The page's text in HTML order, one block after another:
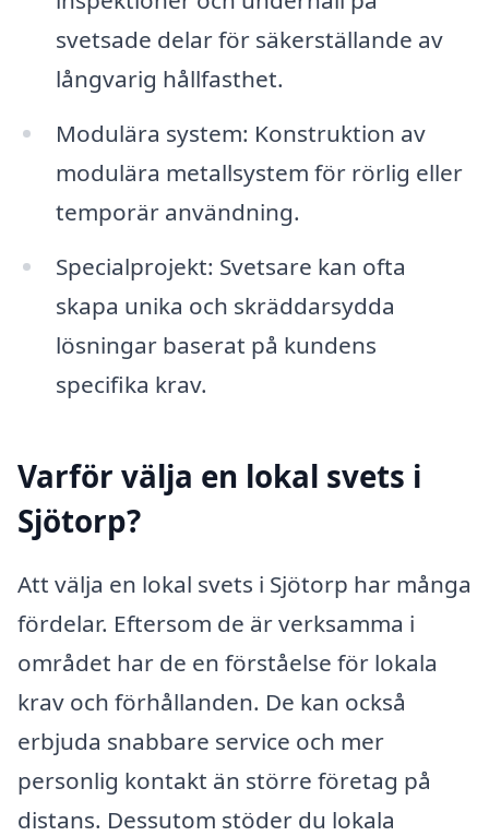
svetsade delar för säkerställande av
långvarig hållfasthet.
Modulära system: Konstruktion av
modulära metallsystem för rörlig eller
temporär användning.
Specialprojekt: Svetsare kan ofta
skapa unika och skräddarsydda
lösningar baserat på kundens
specifika krav.
Varför välja en lokal svets i
Sjötorp?
Att välja en lokal svets i Sjötorp har många
fördelar. Eftersom de är verksamma i
området har de en förståelse för lokala
krav och förhållanden. De kan också
erbjuda snabbare service och mer
personlig kontakt än större företag på
distans. Dessutom stöder du lokala